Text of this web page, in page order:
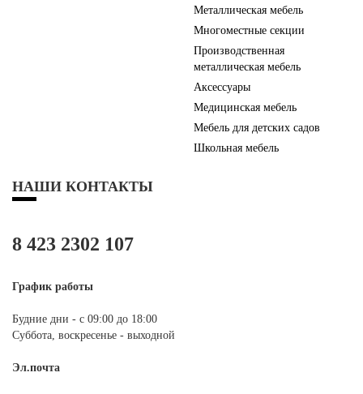
Металлическая мебель
Многоместные секции
Производственная
металлическая мебель
Аксессуары
Медицинская мебель
Мебель для детских садов
Школьная мебель
НАШИ КОНТАКТЫ
8 423 2302 107
График работы
Будние дни - с 09:00 до 18:00
Суббота, воскресенье - выходной
Эл.почта